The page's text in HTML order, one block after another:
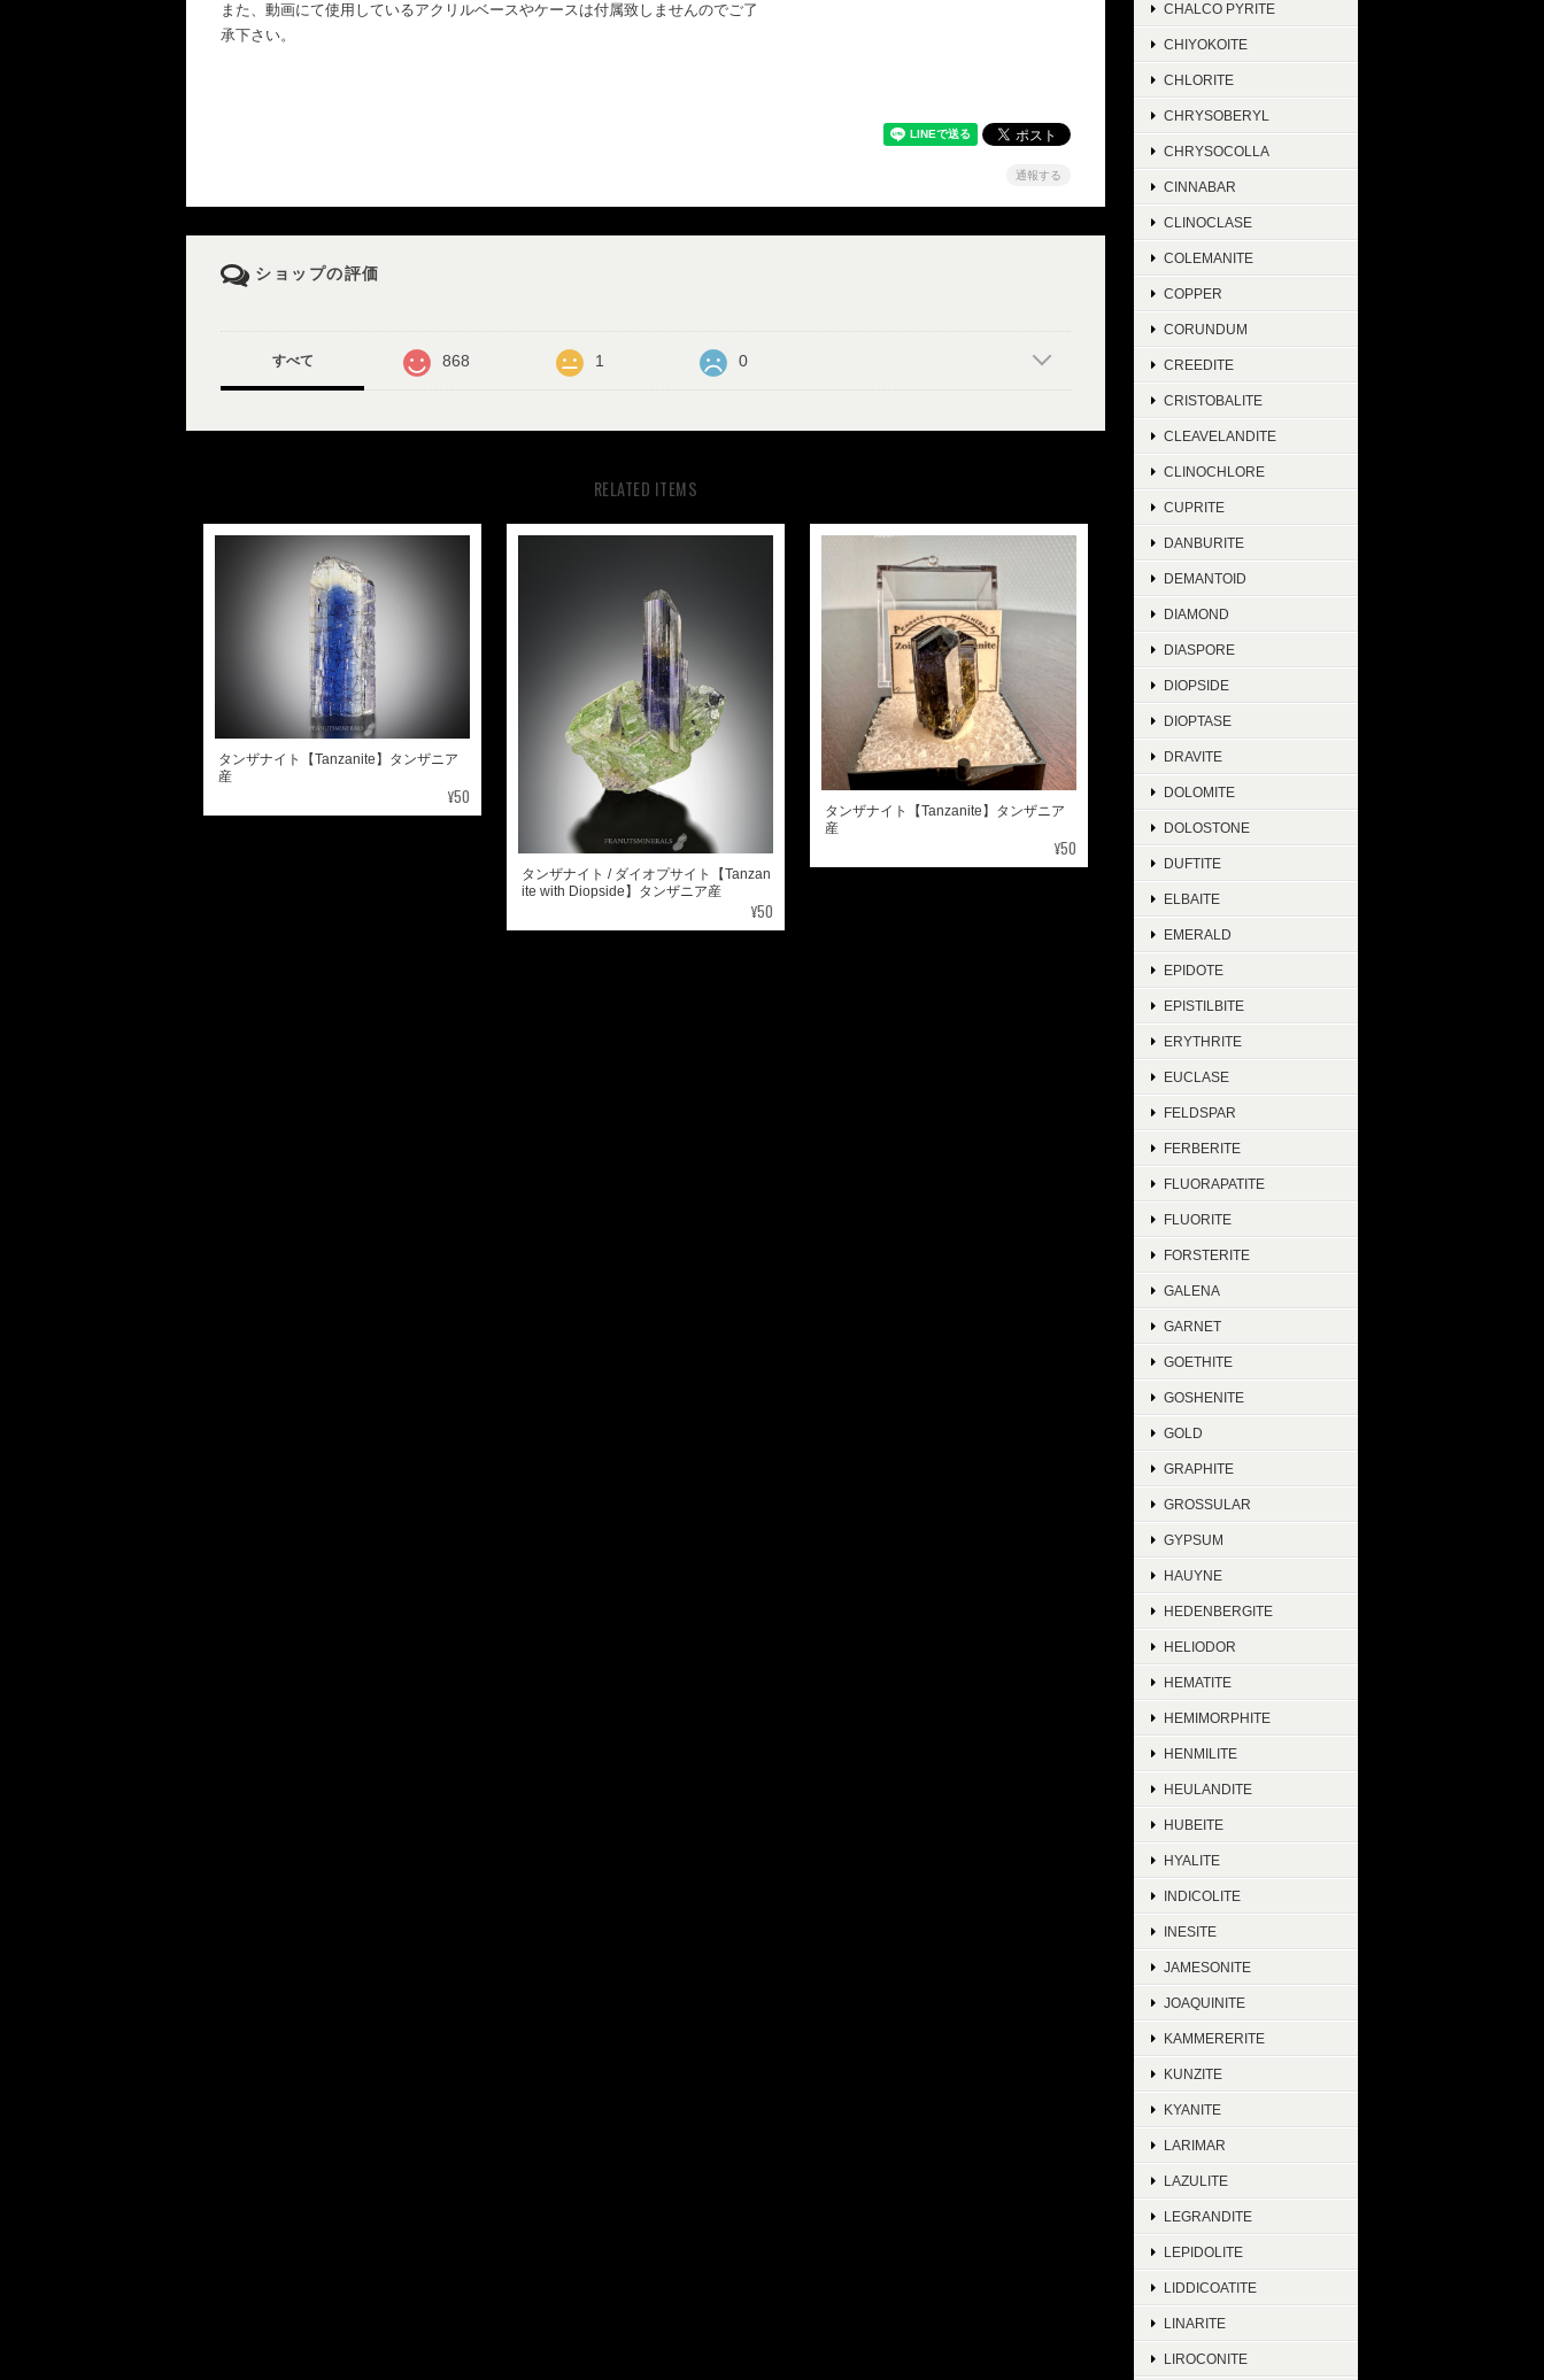
また、動画にて使用しているアクリルベースやケースは付属致しませんのでご了
承下さい。
通報する
ショップの評価
すべて 868 1 0
RELATED ITEMS
タンザナイト【Tanzanite】タンザニア
産
¥50
タンザナイト / ダイオプサイト【Tanzan
ite with Diopside】タンザニア産
¥50
タンザナイト【Tanzanite】タンザニア
産
¥50
CHALCO PYRITE
CHIYOKOITE
CHLORITE
CHRYSOBERYL
CHRYSOCOLLA
CINNABAR
CLINOCLASE
COLEMANITE
COPPER
CORUNDUM
CREEDITE
CRISTOBALITE
CLEAVELANDITE
CLINOCHLORE
CUPRITE
DANBURITE
DEMANTOID
DIAMOND
DIASPORE
DIOPSIDE
DIOPTASE
DRAVITE
DOLOMITE
DOLOSTONE
DUFTITE
ELBAITE
EMERALD
EPIDOTE
EPISTILBITE
ERYTHRITE
EUCLASE
FELDSPAR
FERBERITE
FLUORAPATITE
FLUORITE
FORSTERITE
GALENA
GARNET
GOETHITE
GOSHENITE
GOLD
GRAPHITE
GROSSULAR
GYPSUM
HAUYNE
HEDENBERGITE
HELIODOR
HEMATITE
HEMIMORPHITE
HENMILITE
HEULANDITE
HUBEITE
HYALITE
INDICOLITE
INESITE
JAMESONITE
JOAQUINITE
KAMMERERITE
KUNZITE
KYANITE
LARIMAR
LAZULITE
LEGRANDITE
LEPIDOLITE
LIDDICOATITE
LINARITE
LIROCONITE